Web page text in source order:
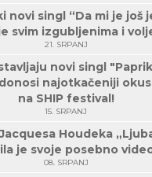
novi singl “Da mi je još
svim izgubljenima i
21. SRPANJ
novi singl
najotkačeniji
na SHIP festival!
15. SRPANJ
Houdeka
je svoje posebno
08. SRPANJ